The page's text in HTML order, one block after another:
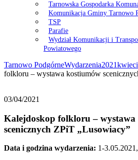
Tarnowska Gospodarka
Komunikacja Gminy Tarnowo
TSP
Parafie
Wydział Komunikacji i
Powiatowego
Tarnowo PodgórneWydarzenia2021
folkloru – wystawa kostiumów
03/04/2021
Kalejdoskop folkloru –
scenicznych ZPiT „Lusowiacy”
Data i godzina wydarzenia: 1-